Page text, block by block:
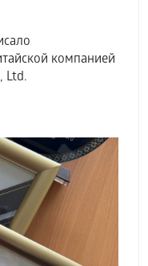
компанией
Ltd.